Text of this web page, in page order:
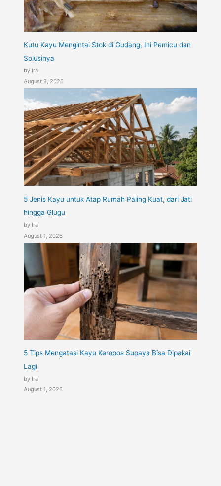
Kutu Kayu Mengintai Stok di Gudang, Ini Pemicu dan
Solusinya
by Ira
August 3, 2026
5 Jenis Kayu untuk Atap Rumah Paling Kuat, dari Jati
hingga Glugu
by Ira
August 1, 2026
5 Tips Mengatasi Kayu Keropos Supaya Bisa Dipakai
Lagi
by Ira
August 1, 2026